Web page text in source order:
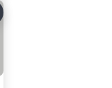
hinzufügen